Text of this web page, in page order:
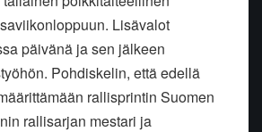
Lisävalot
päivänä ja sen jälkeen
Pohdiskelin, että edellä
rallisprintin Suomen
rallisarjan mestari ja